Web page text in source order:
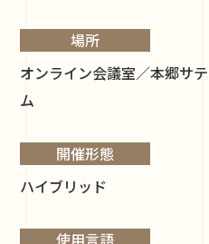
場所
オンライン会議室／本郷サ
ム
開催形態
ハイブリッド
使用言語